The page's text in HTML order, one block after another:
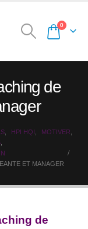
0
de
HPI HQI MOTIVER
ET MANAGER
de